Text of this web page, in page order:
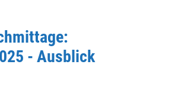
- Ausblick